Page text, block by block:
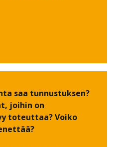
saa tunnustuksen?
joihin on
toteuttaa? Voiko